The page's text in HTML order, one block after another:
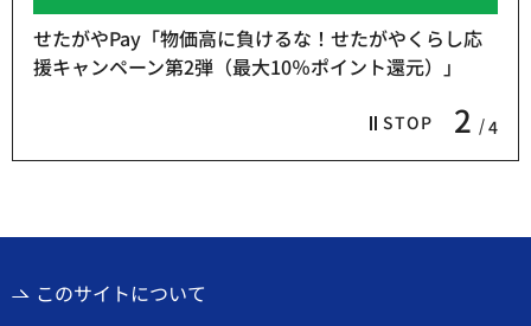
STOP 2 4
せたがやPay「物価高に負けるな！せたがやくらし応
援キャンペーン第2弾（最大10％ポイント還元）」
このサイトについて